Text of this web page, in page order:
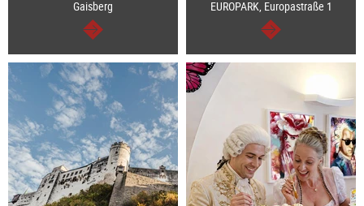
Gaisberg
Continuer
EUROPARK, Europastraße 1
Continuer